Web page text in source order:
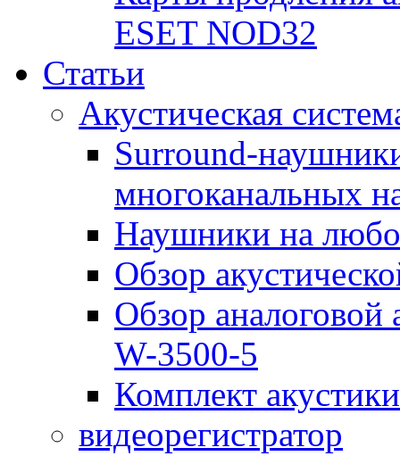
ESET NOD32
Статьи
Акустическая
Surround-
многоканальных
Наушники на
Обзор
Обзор аналоговой
W-3500-5
Комплект
видеорегистратор